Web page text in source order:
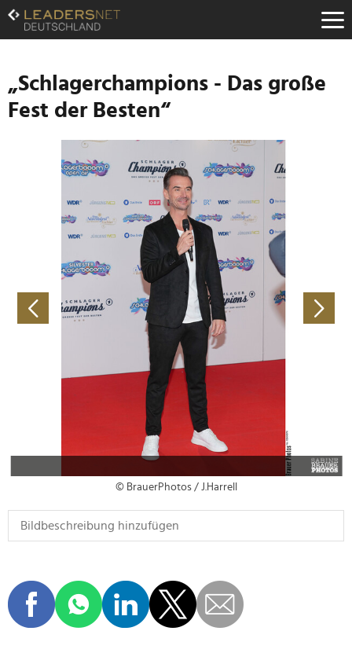
Zum
Inhalt
Zur
Navigation
Zur
Hauptnavigation
„Schlagerchampions - Das große
Fest der Besten“
© BrauerPhotos / J.Harrell